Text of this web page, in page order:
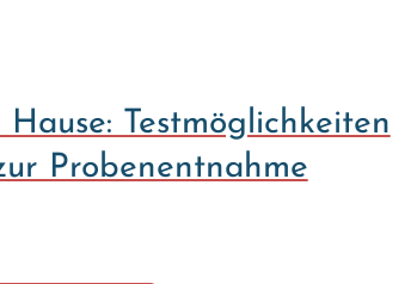
Hause: Testmöglichkeiten
Probenentnahme